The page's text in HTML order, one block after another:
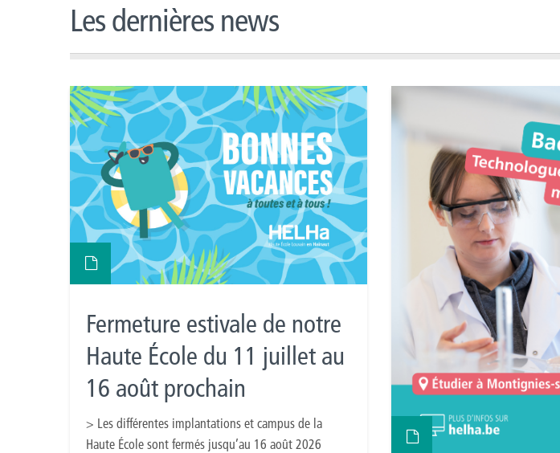
Les dernières news
Fermeture estivale de notre
Haute École du 11 juillet au
16 août prochain
> Les différentes implantations et campus de la
Haute École sont fermés jusqu’au 16 août 2026